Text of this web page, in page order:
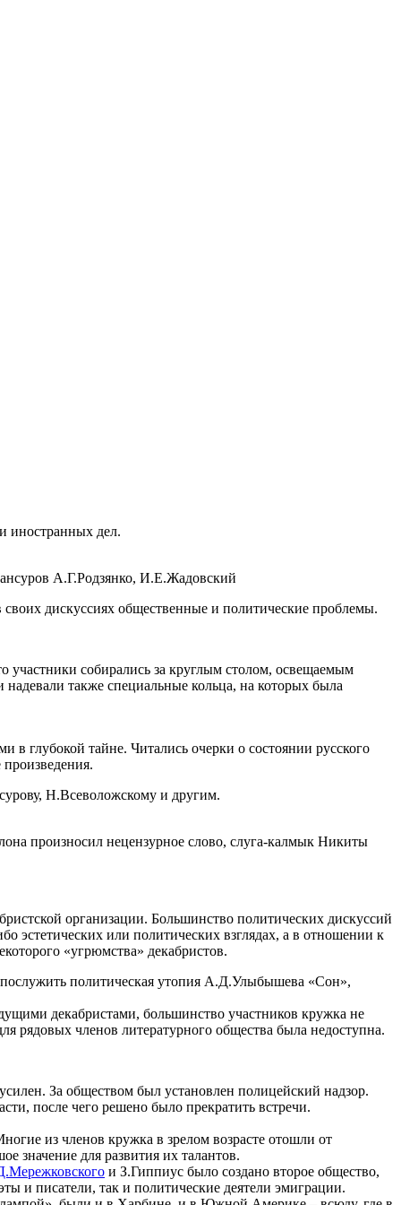
иностранных дел.
А.Г.Родзянко, И.Е.Жадовский
дискуссиях общественные и политические проблемы.
участники собирались за круглым столом, освещаемым
также специальные кольца, на которых была
в глубокой тайне. Читались очерки о состоянии русского
Н.Всеволожскому и другим.
произносил нецензурное слово, слуга-калмык Никиты
организации. Большинство политических дискуссий
эстетических или политических взглядах, а в отношении к
«угрюмства» декабристов.
послужить политическая утопия А.Д.Улыбышева «Сон»,
декабристами, большинство участников кружка не
рядовых членов литературного общества была недоступна.
За обществом был установлен полицейский надзор.
после чего решено было прекратить встречи.
из членов кружка в зрелом возрасте отошли от
значение для развития их талантов.
и З.Гиппиус было создано второе общество,
и писатели, так и политические деятели эмиграции.